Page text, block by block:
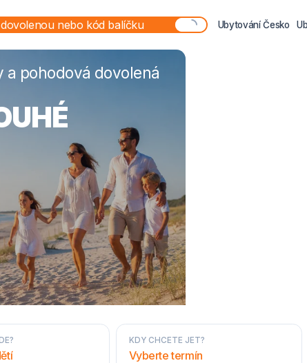
Ubytování Česko
a pohodová dovolená
KDY CHCETE JET?
Vyberte termín